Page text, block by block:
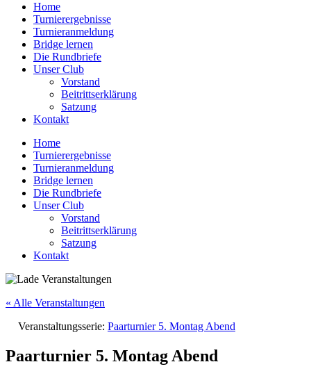
Home
Turnierergebnisse
Turnieranmeldung
Bridge lernen
Die Rundbriefe
Unser Club
Vorstand
Beitrittserklärung
Satzung
Kontakt
Home
Turnierergebnisse
Turnieranmeldung
Bridge lernen
Die Rundbriefe
Unser Club
Vorstand
Beitrittserklärung
Satzung
Kontakt
« Alle Veranstaltungen
Veranstaltungsserie: Paarturnier 5. Montag Abend
Paarturnier 5. Montag Abend